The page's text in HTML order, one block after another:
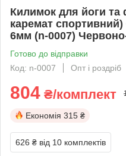
Килимок для йоги та
каремат спортивний)
6мм (n-0007)
Готово до відправки
Код: n-0007
Опт і роздріб
804 ₴/комплект
Економія 315 ₴
626 ₴ від 10 комплектів